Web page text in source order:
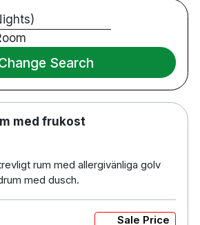
med eget badrum, satellit-TV
WiFi.
bar
Search
med frukost
rum med allergivänliga golv
med dusch.
Sale Price